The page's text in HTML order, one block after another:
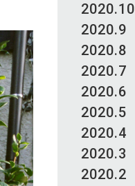
2020.10
2020.9
2020.8
2020.7
2020.6
2020.5
2020.4
2020.3
2020.2